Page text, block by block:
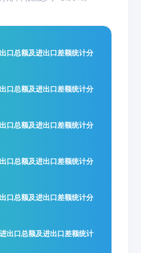
口总额及进出口差额统计分
口总额及进出口差额统计分
口总额及进出口差额统计分
口总额及进出口差额统计分
口总额及进出口差额统计分
出口总额及进出口差额统计